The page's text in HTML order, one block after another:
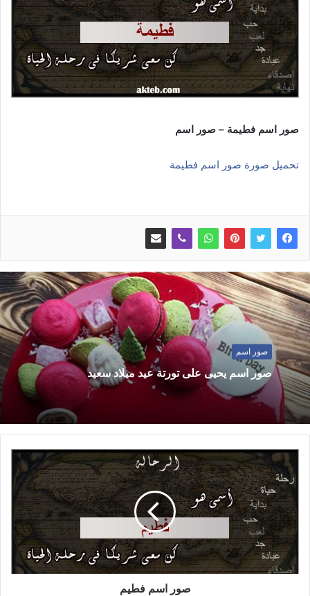
صور اسم فطيمة – صور اسم
تحميل صورة صور اسم فطيمة
صور اسم
صور اسم يحيى على تورتة عيد ميلاد سعيد
صور اسم فطيم